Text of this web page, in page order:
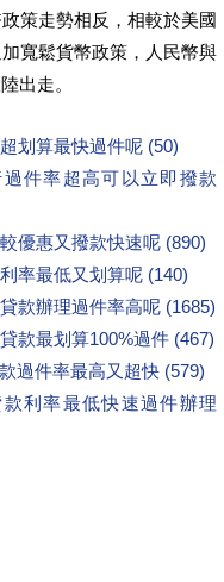
策走勢相反，相較於美國
寬鬆貨幣政策，人民幣與
出走。
划算最快過件呢 (50)
件率超高可以立即撥款
優惠又撥款快速呢 (890)
率最低又划算呢 (140)
款辦理過件率高呢 (1685)
款最划算100%過件 (467)
過件率最高又超快 (579)
利率最低快速過件辦理